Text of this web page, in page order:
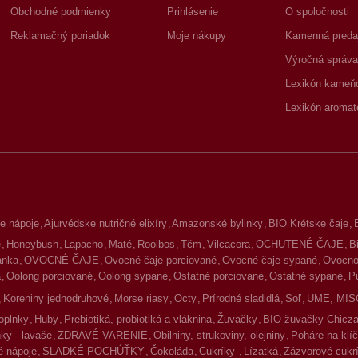
Obchodné podmienky
Reklamačný poriadok
Prihlásenie
Moje nákupy
O spoločnosti
Kamenná
Výročná správa
Lexikón
Lexikón
nápoje Ajurvédske nutričné elixíry Amazonské bylinky BIO Krétske čaje
Honeybush Lapacho Maté Rooibos Tčm Vilcacora OCHUTENÉ ČAJE
OVOCNÉ ČAJE Ovocné čaje porciované Ovocné čaje sypané
Oolong porciované Oolong sypané Ostatné porciované Ostatné sypané
Koreniny jednodruhové Morse riasy Octy Prírodné sladidlá Soľ UME,
Huby Prebiotiká, probiotiká a vláknina Žuvačky BIO žuvačky Chicza
- lavaše ZDRAVÉ VARENIE Obilniny, strukoviny, olejniny Poháre na
nápoje SLADKÉ POCHÚŤKY Čokoláda Cukríky Lízatká Zázvorové